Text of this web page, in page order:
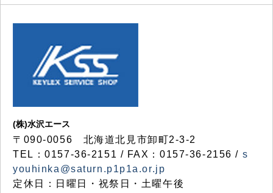
(株)水沢エース
〒090-0056 北海道北見市卸町2-3-2
TEL：0157-36-2151 / FAX：0157-36-2156 / s
youhinka@saturn.p1p1a.or.jp
定休日：日曜日・祝祭日・土曜午後